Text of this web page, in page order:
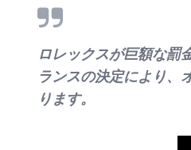
ロレックスが巨額な罰
ランスの決定により、
ります。